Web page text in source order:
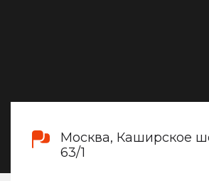
Москва, Каширское
63/1